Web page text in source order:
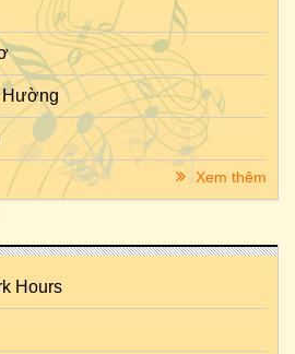
Hường
Xem thêm
Hours